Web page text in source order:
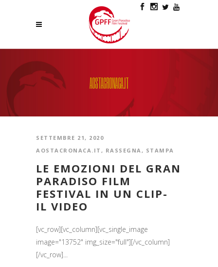
AOSTACRONACA.IT
SETTEMBRE 21, 2020
AOSTACRONACA.IT , RASSEGNA , STAMPA
LE EMOZIONI DEL GRAN
PARADISO FILM
FESTIVAL IN UN CLIP-
IL VIDEO
[vc_row][vc_column][vc_single_image
image="13752" img_size="full"][/vc_column]
[/vc_row]...